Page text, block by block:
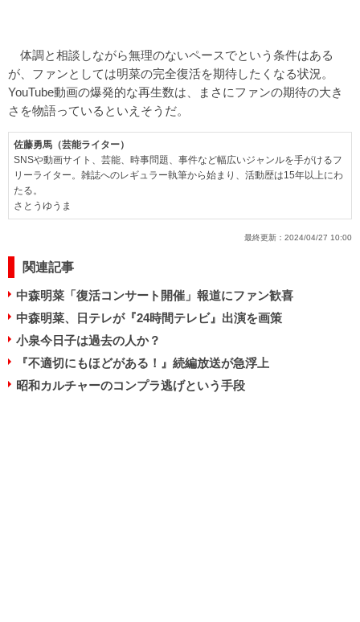
体調と相談しながら無理のないペースでという条件はある
が、ファンとしては明菜の完全復活を期待したくなる状況。
YouTube動画の爆発的な再生数は、まさにファンの期待の大き
さを物語っているといえそうだ。
佐藤勇馬（芸能ライター）
SNSや動画サイト、芸能、時事問題、事件など幅広いジャンルを手がけるフ
リーライター。雑誌へのレギュラー執筆から始まり、活動歴は15年以上にわ
たる。
さとうゆうま
最終更新： 2024/04/27 10:00
関連記事
中森明菜「復活コンサート開催」報道にファン歓喜
中森明菜、日テレが『24時間テレビ』出演を画策
小泉今日子は過去の人か？
『不適切にもほどがある！』続編放送が急浮上
昭和カルチャーのコンプラ逃げという手段